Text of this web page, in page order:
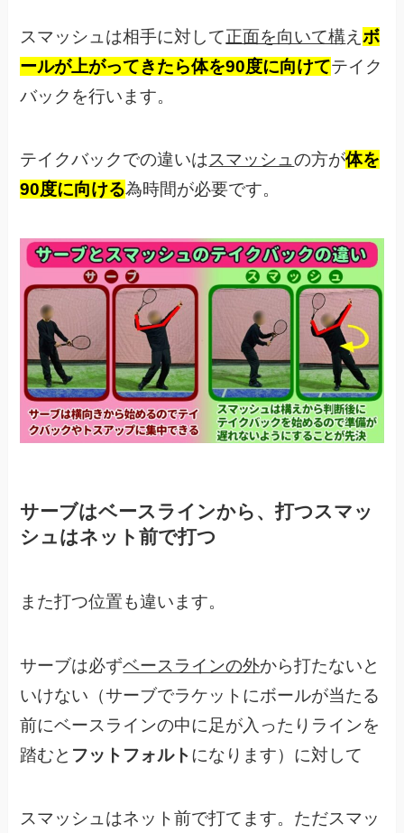
スマッシュは相手に対して正面を向いて構えボ
ールが上がってきたら体を90度に向けてテイク
バックを行います。
テイクバックでの違いはスマッシュの方が体を
90度に向ける為時間が必要です。
サーブはベースラインから、打つスマッ
シュはネット前で打つ
また打つ位置も違います。
サーブは必ずベースラインの外から打たないと
いけない（サーブでラケットにボールが当たる
前にベースラインの中に足が入ったりラインを
踏むと フットフォルトになります）に対して
スマッシュはネット前で打てます。ただスマッ